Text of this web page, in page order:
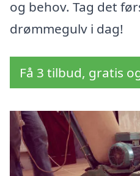
og behov. Tag det
drømmegulv i dag!
Få 3 tilbud, gratis